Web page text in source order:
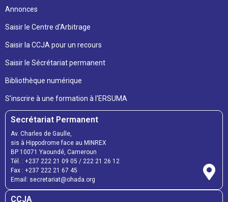
Annonces
Saisir le Centre d'Arbitrage
Saisir la CCJA pour un recours
Saisir le Sécrétariat permanent
Bibliothèque numérique
S'inscrire à une formation à l'ERSUMA
Secrétariat Permanent
Av. Charles de Gaulle,
sis à Hippodrome face au MINREX
BP 10071 Yaoundé, Cameroun
Tél. : +237 222 21 09 05 / 222 21 26 12
Fax : +237 222 21 67 45
Email: secretariat@ohada.org
CCJA